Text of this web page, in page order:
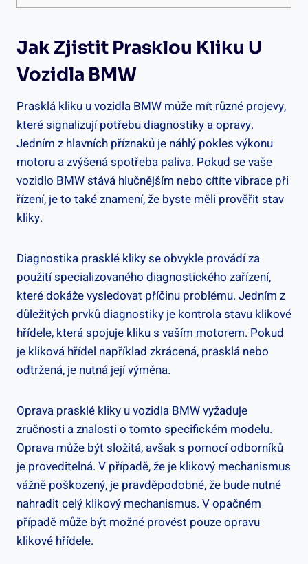
Jak Zjistit ⁣prasklou Kliku U
Vozidla BMW
Prasklá kliku u vozidla ⁤BMW může mít různé projevy,
které signalizují potřebu diagnostiky a ‍opravy.​
Jedním z⁣ hlavních příznaků je⁢ náhlý ‍pokles výkonu
motoru ⁢a zvýšená spotřeba paliva. Pokud se vaše
vozidlo BMW stává hlučnějším nebo⁤ cítíte vibrace⁤ při
‍řízení, je to ‍také ‌znamení, že byste měli prověřit ‌stav
kliky.
Diagnostika prasklé kliky se obvykle⁤ provádí za
⁢použití specializovaného​ diagnostického zařízení,
které ‍dokáže vysledovat ‍příčinu ‍problému.‍ Jedním z
důležitých prvků ⁣diagnostiky je kontrola stavu ​klikové
hřídele,‍ která spojuje kliku s vaším⁤ motorem. Pokud
⁣je ‍kliková hřídel například zkrácená,⁤ prasklá nebo
odtržená, je⁣ nutná⁤ její ‍výměna.
Oprava prasklé kliky u⁤ vozidla BMW vyžaduje
zručnosti ⁣a⁢ znalosti⁢ o tomto specifickém modelu.
Oprava může‍ být složitá, avšak s ⁤pomocí odborníků
je proveditelná. V ‌případě,‍ že ⁤je klikový mechanismus
vážně poškozený, ⁢je ⁤pravděpodobné, že bude nutné
nahradit celý klikový mechanismus. V opačném
případě může být možné provést pouze opravu
klikové ⁢hřídele.